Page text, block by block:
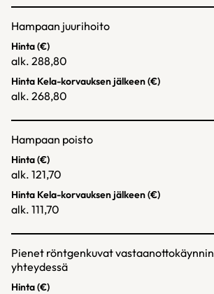
Hampaan juurihoito
Hinta (€)
alk. 288,80
Hinta Kela-korvauksen jälkeen (€)
alk. 268,80
Hampaan poisto
Hinta (€)
alk. 121,70
Hinta Kela-korvauksen jälkeen (€)
alk. 111,70
Pienet röntgenkuvat vastaanottokäynnin
yhteydessä
Hinta (€)